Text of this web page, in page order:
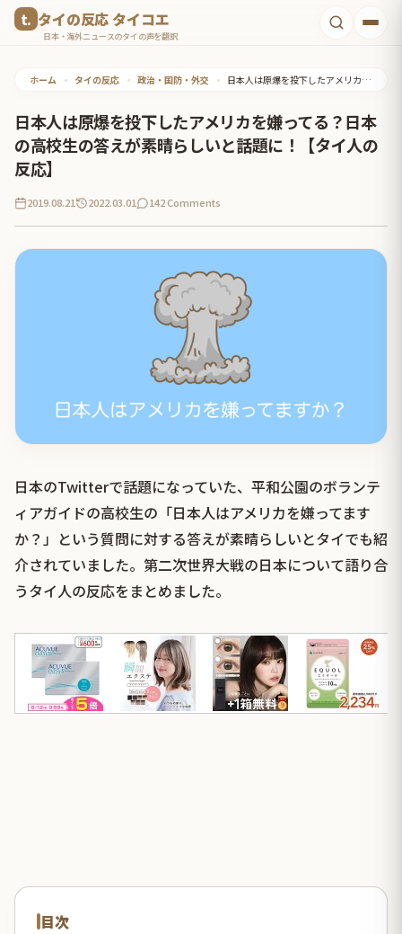
タイの反応 タイコエ
日本・海外ニュースのタイの声を翻訳
ホーム • タイの反応 • 政治・国防・外交 • 日本人は原爆を投下したアメリカを嫌ってる？日本の高校生の答えが素晴らしいと話題に！【タイ人の反応】
日本人は原爆を投下したアメリカを嫌ってる？日本
の高校生の答えが素晴らしいと話題に！【タイ人の
反応】
2019.08.21 2022.03.01 142 Comments
日本のTwitterで話題になっていた、平和公園のボランテ
ィアガイドの高校生の「日本人はアメリカを嫌ってます
か？」という質問に対する答えが素晴らしいとタイでも紹
介されていました。第二次世界大戦の日本について語り合
うタイ人の反応をまとめました。
目次